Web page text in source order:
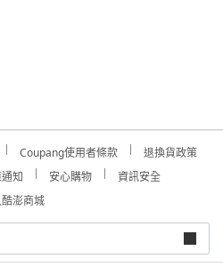
Coupang使用者條款
退換貨政策
知 安心購物
資訊安全
澎商城